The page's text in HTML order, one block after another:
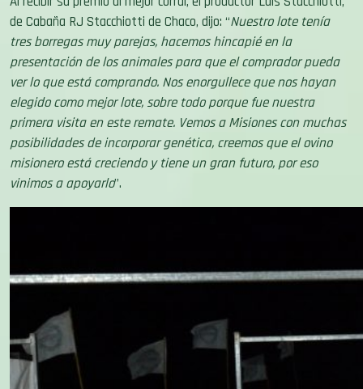
tres borregas muy parejas, hacemos hincapié en la
presentación de los animales para que el comprador pueda
ver lo que está comprando. Nos enorgullece que nos hayan
elegido como mejor lote, sobre todo porque fue nuestra
primera visita en este remate. Vemos a Misiones con muchas
posibilidades de incorporar genética, creemos que el ovino
misionero está creciendo y tiene un gran futuro, por eso
vinimos a apoyarlo”.